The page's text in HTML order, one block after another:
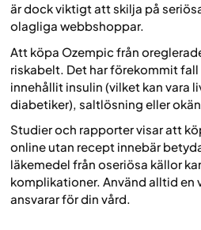
är dock viktigt att skilja på
olagliga webbshoppar.
Att köpa Ozempic från
riskabelt. Det har förekommit
innehållit insulin (vilket kan vara
diabetiker), saltlösning eller
Studier och rapporter visar att
online utan recept innebär
läkemedel från oseriösa källor
komplikationer. Använd alltid en
ansvarar för din vård.